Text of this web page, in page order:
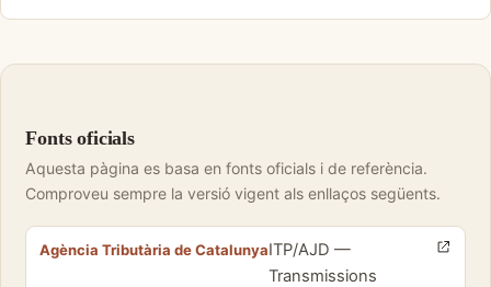
Fonts oficials
Aquesta pàgina es basa en fonts oficials i de referència.
Comproveu sempre la versió vigent als enllaços següents.
Agència Tributària de CatalunyaITP/AJD —
Transmissions